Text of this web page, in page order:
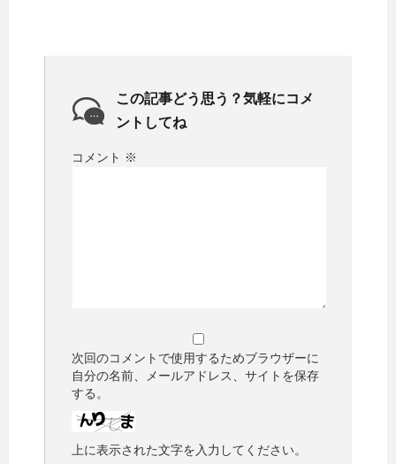
この記事どう思う？気軽にコメ
ントしてね
コメント ※
次回のコメントで使用するためブラウザーに
自分の名前、メールアドレス、サイトを保存
する。
上に表示された文字を入力してください。